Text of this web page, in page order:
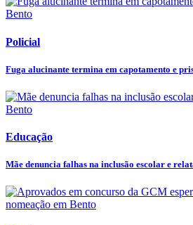
Policial
Fuga alucinante termina em capotamento e
Educação
Mãe denuncia falhas na inclusão escolar e